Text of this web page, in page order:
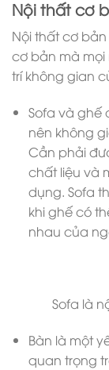
Nội thất cơ
Nội thất cơ
cơ bản mà
trí không gian
Sofa và ghế
nên không
Cần phải
chất liệu và
dụng. Sofa
khi ghế có
nhau của
Sofa là
Bàn là một
quan trọng